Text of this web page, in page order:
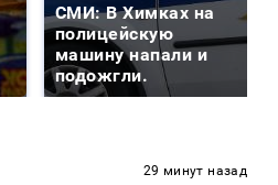
СМИ: В Химках на
полицейскую
машину напали и
подожгли.
29 минут назад